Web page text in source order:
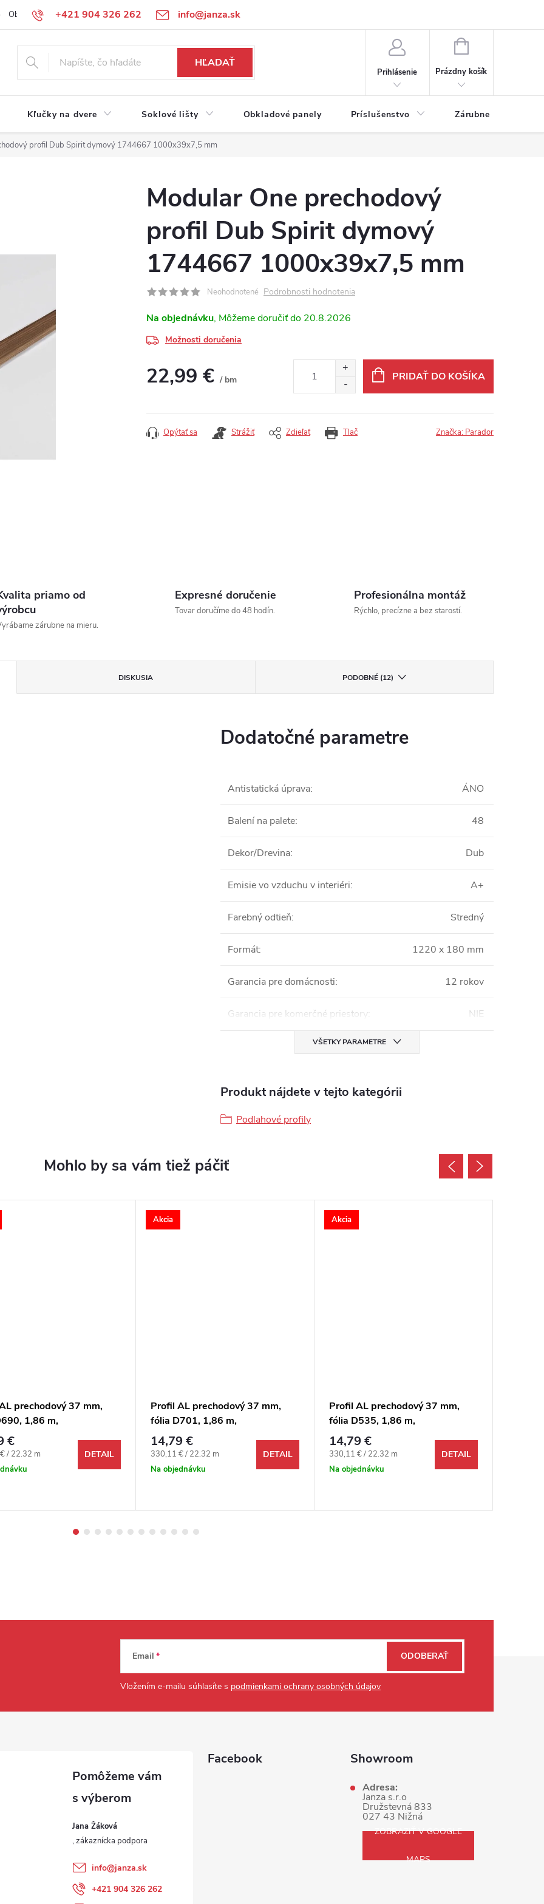
+421 904 326 262 info@janza.sk
Obchodné podmienky Reklamačné podmienky Podmienky ochrany osobných údajov
HĽADAŤ
Prihlásenie
NÁKUPNÝ KOŠÍK
Prázdny košík
Kľučky na dvere Soklové lišty Obkladové panely Príslušenstvo Zárubne
profil Dub Spirit dymový 1744667 1000x39x7,5 mm
Modular One prechodový
profil Dub Spirit dymový
1744667 1000x39x7,5 mm
Neohodnotené Podrobnosti hodnotenia
Na objednávku 20.8.2026
Možnosti doručenia
22,99 € / bm
PRIDAŤ DO KOŠÍKA
Tlač
Opýtať sa Strážiť Zdieľať Značka: Parador
priamo od
zárubne na mieru.
Expresné doručenie
Tovar doručíme do 48 hodín.
Profesionálna montáž
Rýchlo, precízne a bez starostí.
DISKUSIA PODOBNÉ (12)
Dodatočné parametre
Antistatická úprava: ÁNO
Balení na palete: 48
Dekor/Drevina: Dub
Emisie vo vzduchu v interiéri: A+
Farebný odtieň: Stredný
Formát: 1220 x 180 mm
Garancia pre domácnosti: 12 rokov
Garancia pre komerčné priestory: NIE
VŠETKY PARAMETRE
Produkt nájdete v tejto kategórii
Podlahové profily
prechodový 37 mm,
1,86 m,
narážací oblý, 3v1
€
cena:
/ 22.32 m
DETAIL
Akcia
Profil AL prechodový 37 mm,
fólia D701, 1,86 m,
samolepiaco-narážací oblý, 3v1
Egger
14,79 €
Jednotková cena:
330,11 € / 22.32 m
Na objednávku
DETAIL
Akcia
Profil AL prechodový 37 mm,
fólia D535, 1,86 m,
samolepiaco-narážací oblý, 3v1
Egger
14,79 €
Jednotková cena:
330,11 € / 22.32 m
Na objednávku
DETAIL
Email
Vložením e-mailu súhlasíte s podmienkami ochrany osobných údajov
ODOBERAŤ
Jana Žáková
info@janza.sk
+421 904 326 262
Facebook Showroom
Adresa:
Janza s.r.o
Družstevná 833
027 43 Nižná
ZOBRAZIŤ V GOOGLE
MAPS